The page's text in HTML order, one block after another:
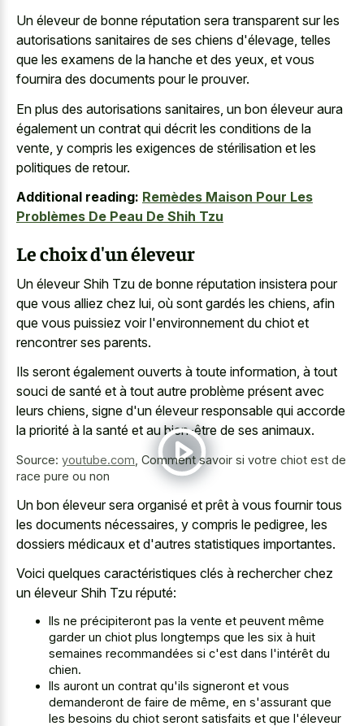
Un éleveur de bonne réputation sera transparent sur les
autorisations sanitaires de ses chiens d'élevage, telles
que les examens de la hanche et des yeux, et vous
fournira des documents pour le prouver.
En plus des autorisations sanitaires, un bon éleveur aura
également un contrat qui décrit les conditions de la
vente, y compris les exigences de stérilisation et les
politiques de retour.
Additional reading: Remèdes Maison Pour Les
Problèmes De Peau De Shih Tzu
Le choix d'un éleveur
Un éleveur Shih Tzu de bonne réputation insistera pour
que vous alliez chez lui, où sont gardés les chiens, afin
que vous puissiez voir l'environnement du chiot et
rencontrer ses parents.
Ils seront également ouverts à toute information, à tout
souci de santé et à tout autre problème présent avec
leurs chiens, signe d'un éleveur responsable qui accorde
la priorité à la santé et au bien-être de ses animaux.
Source: youtube.com Comment savoir si votre chiot est de
race pure ou non
Un bon éleveur sera organisé et prêt à vous fournir tous
les documents nécessaires, y compris le pedigree, les
dossiers médicaux et d'autres statistiques importantes.
Voici quelques caractéristiques clés à rechercher chez
un éleveur Shih Tzu réputé:
Ils ne précipiteront pas la vente et peuvent même
garder un chiot plus longtemps que les six à huit
semaines recommandées si c'est dans l'intérêt du
chien.
Ils auront un contrat qu'ils signeront et vous
demanderont de faire de même, en s'assurant que
les besoins du chiot seront satisfaits et que l'éleveur